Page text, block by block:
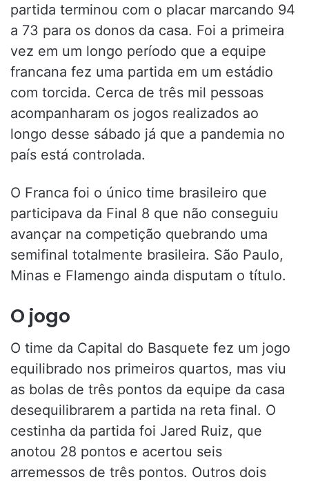
partida terminou com o placar marcando 94
a 73 para os donos da casa. Foi a primeira
vez em um longo período que a equipe
francana fez uma partida em um estádio
com torcida. Cerca de três mil pessoas
acompanharam os jogos realizados ao
longo desse sábado já que a pandemia no
país está controlada.
O Franca foi o único time brasileiro que
participava da Final 8 que não conseguiu
avançar na competição quebrando uma
semifinal totalmente brasileira. São Paulo,
Minas e Flamengo ainda disputam o título.
O jogo
O time da Capital do Basquete fez um jogo
equilibrado nos primeiros quartos, mas viu
as bolas de três pontos da equipe da casa
desequilibrarem a partida na reta final. O
cestinha da partida foi Jared Ruiz, que
anotou 28 pontos e acertou seis
arremessos de três pontos. Outros dois